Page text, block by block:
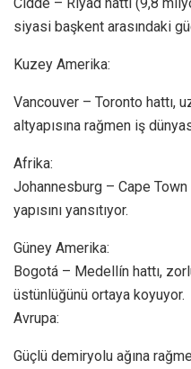
siyasi başkent arasındaki
Kuzey Amerika:
Vancouver – Toronto hattı,
altyapısına rağmen iş
Afrika:
Johannesburg – Cape
yapısını yansıtıyor.
Güney Amerika:
Bogotá – Medellín hattı,
üstünlüğünü ortaya koyuyor.
Avrupa:
Güçlü demiryolu ağına